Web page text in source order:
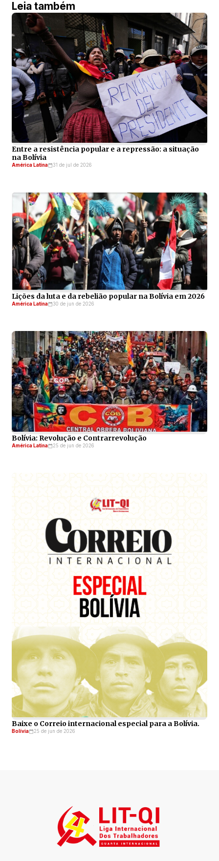
Leia também
Entre a resistência popular e a repressão: a situação
na Bolívia
América Latina 31 de jul de 2026
Lições da luta e da rebelião popular na Bolívia em 2026
América Latina 30 de jun de 2026
Bolívia: Revolução e Contrarrevolução
América Latina 25 de jun de 2026
Baixe o Correio internacional especial para a Bolívia.
Bolívia 25 de jun de 2026